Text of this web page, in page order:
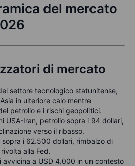
del mercato
di mercato
settore tecnologico statunitense,
in ulteriore calo mentre
petrolio e i rischi geopolitici.
USA-Iran, petrolio sopra i 94 dollari,
verso il ribasso.
sopra i 62.500 dollari, rimbalzo di
alla Fed.
avvicina a USD 4.000 in un contesto